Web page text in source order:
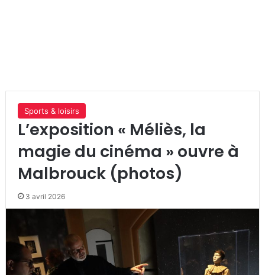
Sports & loisirs
L’exposition « Méliès, la
magie du cinéma » ouvre à
Malbrouck (photos)
3 avril 2026